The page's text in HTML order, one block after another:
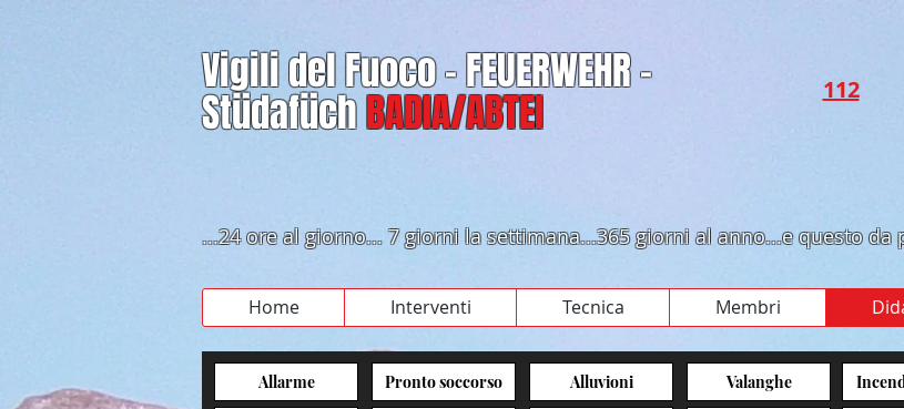
Vigili del Fuoco - FEUERWEHR -
StüdafüchBADIA/ABTEI 112​​
...24 ore al giorno... 7 giorni la settimana...365 giorni al anno...e questo da
Home Interventi Tecnica Membri
Allarme Pronto soccorso Alluvioni Valanghe